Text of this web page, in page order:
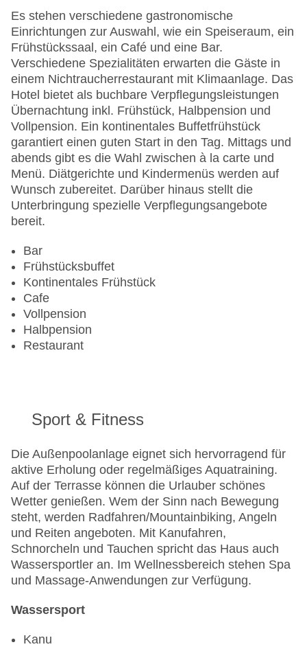
Gesamtanzahl der Stockwerke: 4
Gesamtanzahl der Zimmer: 38
Pools:Outdoor Pool
Zahlungsarten: American Express, Diners Club,
Mastercard, Visa
Landeskategorie: 4 Sterne
Es stehen verschiedene gastronomische
Einrichtungen zur Auswahl, wie ein Speiseraum, ein
Frühstückssaal, ein Café und eine Bar.
Verschiedene Spezialitäten erwarten die Gäste in
einem Nichtraucherrestaurant mit Klimaanlage. Das
Hotel bietet als buchbare Verpflegungsleistungen
Übernachtung inkl. Frühstück, Halbpension und
Vollpension. Ein kontinentales Buffetfrühstück
garantiert einen guten Start in den Tag. Mittags und
abends gibt es die Wahl zwischen à la carte und
Menü. Diätgerichte und Kindermenüs werden auf
Wunsch zubereitet. Darüber hinaus stellt die
Unterbringung spezielle Verpflegungsangebote
bereit.
Bar
Frühstücksbuffet
Kontinentales Frühstück
Cafe
Vollpension
Halbpension
Restaurant
Sport & Fitness
Die Außenpoolanlage eignet sich hervorragend für
aktive Erholung oder regelmäßiges Aquatraining.
Auf der Terrasse können die Urlauber schönes
Wetter genießen. Wem der Sinn nach Bewegung
steht, werden Radfahren/Mountainbiking, Angeln
und Reiten angeboten. Mit Kanufahren,
Schnorcheln und Tauchen spricht das Haus auch
Wassersportler an. Im Wellnessbereich stehen Spa
und Massage-Anwendungen zur Verfügung.
Wassersport
Kanu